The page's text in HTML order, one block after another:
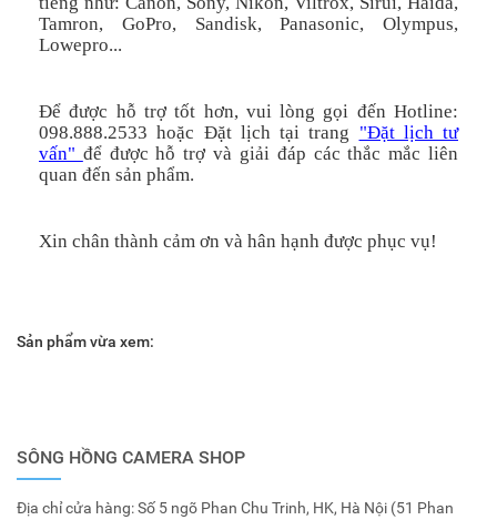
Tamron, GoPro, Sandisk, Panasonic, Olympus,
Lowepro...
Để được hỗ trợ tốt hơn, vui lòng gọi đến Hotline:
098.888.2533 hoặc Đặt lịch tại trang "Đặt lịch tư
vấn" để được hỗ trợ và giải đáp các thắc mắc liên
quan đến sản phẩm.
Xin chân thành cảm ơn và hân hạnh được phục vụ!
Sản phẩm vừa xem:
SÔNG HỒNG CAMERA SHOP
Địa chỉ cửa hàng: Số 5 ngõ Phan Chu Trinh, HK, Hà Nội (51 Phan